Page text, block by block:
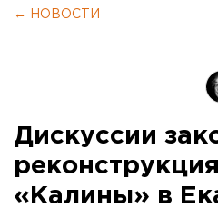
← НОВОСТИ
Дискуссии
«Калины» в